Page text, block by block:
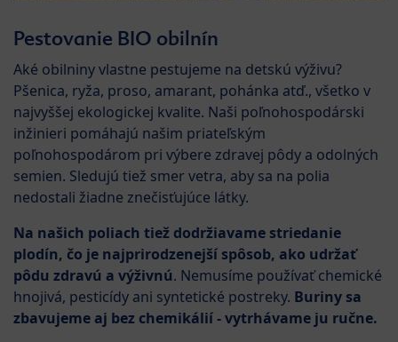
Pestovanie BIO obilnín
Aké obilniny vlastne pestujeme na detskú výživu?
Pšenica, ryža, proso, amarant, pohánka atď., všetko v
najvyššej ekologickej kvalite. Naši poľnohospodárski
inžinieri pomáhajú našim priateľským
poľnohospodárom pri výbere zdravej pôdy a odolných
semien. Sledujú tiež smer vetra, aby sa na polia
nedostali žiadne znečisťujúce látky.
Na našich poliach tiež dodržiavame striedanie
plodín, čo je najprirodzenejší spôsob, ako udržať
pôdu zdravú a výživnú. Nemusíme používať chemické
hnojivá, pesticídy ani syntetické postreky. Buriny sa
zbavujeme aj bez chemikálií - vytrhávame ju ručne.